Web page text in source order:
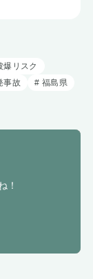
爆リスク
事故
福島県
！